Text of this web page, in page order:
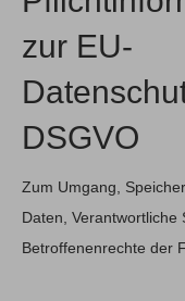
zur EU-
DSGVO
Zum Umgang,
Daten, Verantwortliche
Betroffenenrechte der